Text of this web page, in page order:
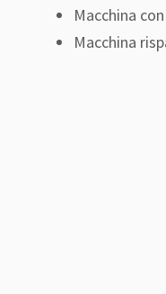
Macchina
Macchina